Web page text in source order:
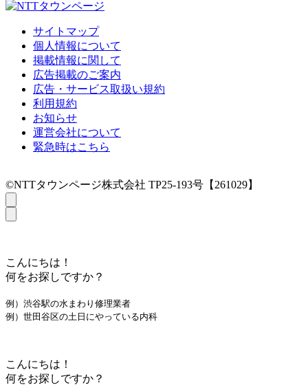
サイトマップ
個人情報について
掲載情報に関して
広告掲載のご案内
広告・サービス取扱い規約
利用規約
お知らせ
運営会社について
緊急時はこちら
©NTTタウンページ株式会社 TP25-193号【261029】
こんにちは！
何をお探しですか？
例）渋谷駅の水まわり修理業者
例）世田谷区の土日にやっている内科
こんにちは！
何をお探しですか？